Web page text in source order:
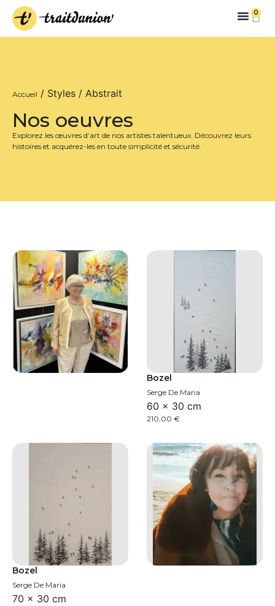
0
Accueil / Styles / Abstrait
Nos oeuvres
Explorez les œuvres d’art de nos artistes talentueux. Découvrez leurs
histoires et acquérez-les en toute simplicité et sécurité.
Bozel
Serge De Maria
60 × 30 cm
210,00 €
Bozel
Serge De Maria
70 × 30 cm